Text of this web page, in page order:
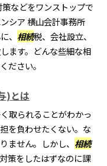
などをワンストップで
シア 横山会計事務所
、 相続税、会社設立、
ます。どんな些細な相
ださい。
)とは
取られることがわかっ
を負わせたくない。な
ません。しかし、 相続
策をしたはずなのに課